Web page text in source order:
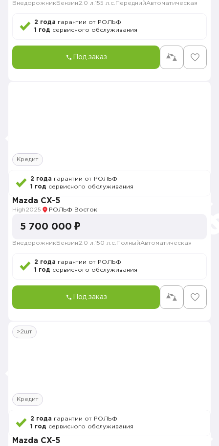
Внедорожник Бензин2.0 л. 155 л.с. ПереднийАвтоматическая
2 года гарантии от РОЛЬФ
1 год сервисного обслуживания
Под заказ
Кредит
2 года гарантии от РОЛЬФ
1 год сервисного обслуживания
Mazda CX-5
High2025 РОЛЬФ Восток
5 700 000 ₽
Внедорожник Бензин2.0 л. 150 л.с. ПолныйАвтоматическая
2 года гарантии от РОЛЬФ
1 год сервисного обслуживания
Под заказ
>2шт
Кредит
2 года гарантии от РОЛЬФ
1 год сервисного обслуживания
Mazda CX-5